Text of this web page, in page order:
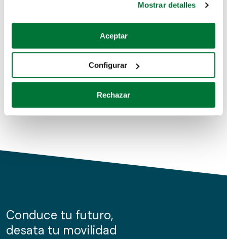
Si lo permite, también quisiéramos:
Recopilar información sobre su ubicación geográfica
Identificar su dispositivo analizándolo activamente
para buscar características específicas (huellas
Obtenga más información sobre cómo se procesan sus
de cookies.
información sobre el uso que haga del sitio web con
nuestros partners de redes sociales, publicidad y análisis
Mostrar detalles
Aceptar
Configurar
Rechazar
Coches de segunda mano
Coches de km0
Conduce tu futuro,
desata tu movilidad